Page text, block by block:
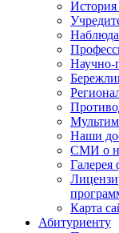
История
Научно-
Наши
СМИ о
Галерея
Карта
Абитуриенту